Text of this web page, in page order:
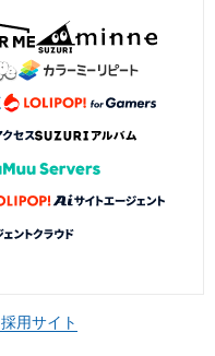
採用サイト